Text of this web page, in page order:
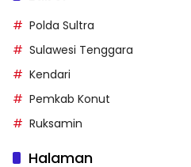
Polda Sultra
Sulawesi Tenggara
Kendari
Pemkab Konut
Ruksamin
Halaman